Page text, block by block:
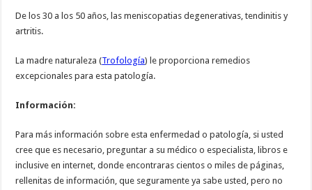
De los 30 a los 50 años, las meniscopatias degenerativas, tendinitis y
artritis.
La madre naturaleza (Trofología) le proporciona remedios
excepcionales para esta patología.
Información:
Para más información sobre esta enfermedad o patología, si usted
cree que es necesario, preguntar a su médico o especialista, libros e
inclusive en internet, donde encontraras cientos o miles de páginas,
rellenitas de información, que seguramente ya sabe usted, pero no